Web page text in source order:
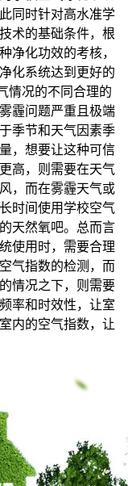
同时针对高水准学
术的基础条件，根
净化功效的考核，
化系统达到更好的
情况的不同合理的
霾问题严重且极端
季节和天气因素季
，想要让这种可信
高，则需要在天气
，而在雾霾天气或
时间使用学校空气
天然氧吧。总而言
使用时，需要合理
气指数的检测，而
情况之下，则需要
率和时效性，让室
内的空气指数，让